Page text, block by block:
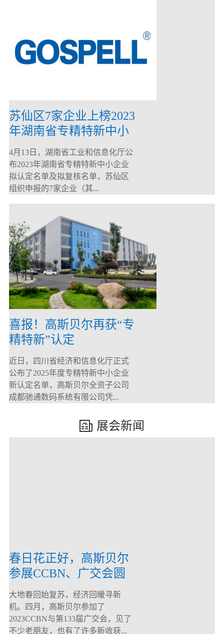
苏仙区7家企业上榜2023
年湖南省专精特新中小
企业
4月13日，湖南省工业和信息化厅公
布2023年湖南省专精特新中小企业
拟认定名单及拟复核名单，苏仙区
组织申报的7家企业（其...
喜报！高斯贝尔再获“专
精特新”认定
近日，四川省经济和信息化厅正式
公布了2025年度专精特新中小企业
新认定名单，高斯贝尔全资子公司
成都驰通数码系统有限公司凭...
展会新闻
春日花正好，高斯贝尔
参展CCBN、广交会圆
满落幕！
大地春回始复苏，经济回暖寻新
机。四月，高斯贝尔参加了
2023CCBN与第133届广交会，见了
不少老朋友，也有了许多新收获...